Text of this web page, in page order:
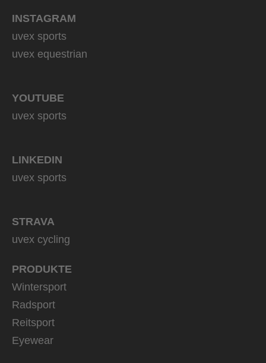
INSTAGRAM
uvex sports
uvex equestrian
YOUTUBE
uvex sports
LINKEDIN
uvex sports
STRAVA
uvex cycling
PRODUKTE
Wintersport
Radsport
Reitsport
Eyewear